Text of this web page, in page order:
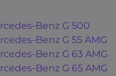
Benz G 500
Benz G 55 AMG
Benz G 63 AMG
Benz G 65 AMG